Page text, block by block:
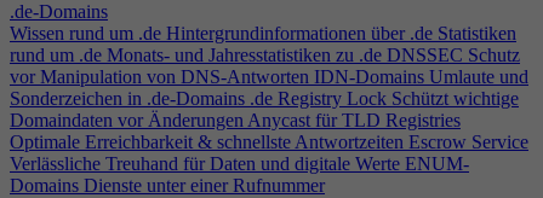
.de-Domains
Wissen rund um .de Hintergrundinformationen über .de Statistiken
rund um .de Monats- und Jahresstatistiken zu .de DNSSEC Schutz
vor Manipulation von DNS-Antworten IDN-Domains Umlaute und
Sonderzeichen in .de-Domains .de Registry Lock Schützt wichtige
Domaindaten vor ÄnderungenAnycast für TLD Registries
Optimale Erreichbarkeit & schnellste Antwortzeiten Escrow Service
Verlässliche Treuhand für Daten und digitale Werte ENUM-
Domains Dienste unter einer Rufnummer